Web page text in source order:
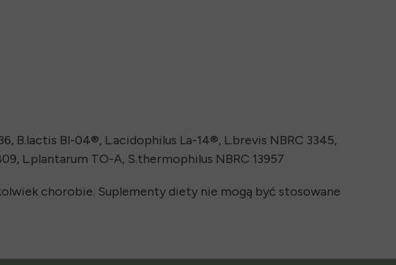
B.lactis Bl-04®, L.acidophilus La-14®, L.brevis NBRC 3345,
L.plantarum TO-A, S.thermophilus NBRC 13957
chorobie. Suplementy diety nie mogą być stosowane